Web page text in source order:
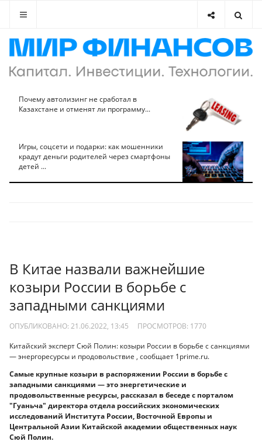
Почему автолизинг не сработал в
Казахстане и отменят ли программу...
Игры, соцсети и подарки: как мошенники
крадут деньги родителей через смартфоны
детей ...
В Китае назвали важнейшие
козыри России в борьбе с
западными санкциями
ОПУБЛИКОВАНО: 21.06.2022, 13:45 ПРОСМОТРОВ: 1770
Китайский эксперт Сюй Полин: козыри России в борьбе с санкциями
— энергоресурсы и продовольствие , сообщает 1prime.ru.
Самые крупные козыри в распоряжении России в борьбе с
западными санкциями — это энергетические и
продовольственные ресурсы, рассказал в беседе с порталом
"Гуаньча" директора отдела российских экономических
исследований Института России, Восточной Европы и
Центральной Азии Китайской академии общественных наук
Сюй Полин.